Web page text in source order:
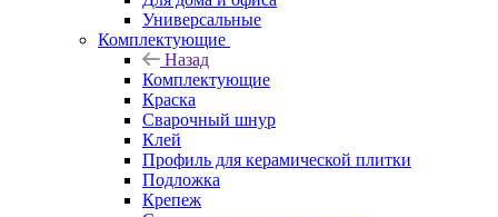
Универсальные
Комплектующие
Назад
Комплектующие
Краска
Сварочный шнур
Клей
Профиль для керамической плитки
Подложка
Крепеж